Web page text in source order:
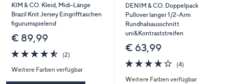
KIM & CO. Kleid, Midi-Länge
Brazil Knit Jersey Eingrifftaschen
figurumspielend
€ 89,99
4.5
von
5
(2)
Weitere Farben verfügbar
DENIM & CO. Doppelpack
Pullover langer 1/2-Arm
Rundhalsausschnitt
uni&Kontraststreifen
€ 63,99
4.2
von
5
(4)
Weitere Farben verfügbar